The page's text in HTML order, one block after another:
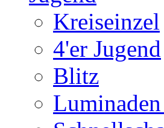
Kreiseinzel
4'er Jugend
Blitz